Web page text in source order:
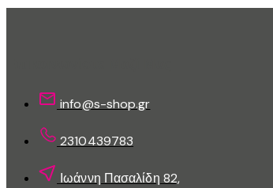
επιλογές
σελίδα
του
info@s-shop.gr
2310439783
Ιωάννη Πασαλίδη 82,